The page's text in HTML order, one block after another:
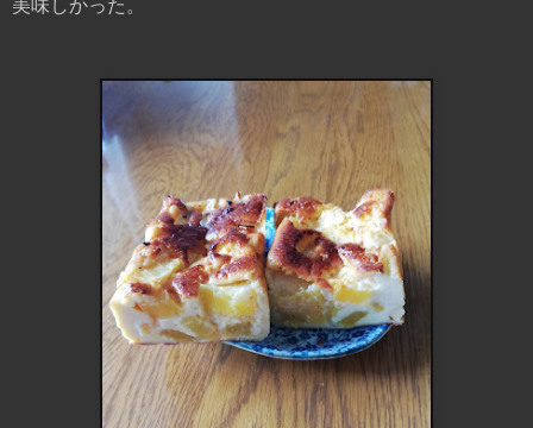
美味しかった。